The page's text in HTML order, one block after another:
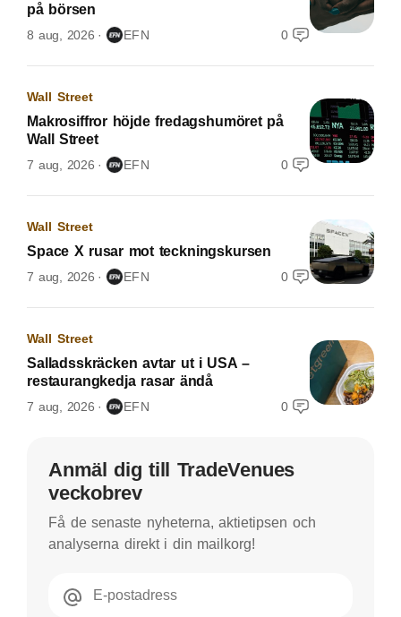
på börsen
8 aug, 2026 EFN 0
Wall Street
Makrosiffror höjde fredagshumöret på
Wall Street
7 aug, 2026 EFN 0
Wall Street
Space X rusar mot teckningskursen
7 aug, 2026 EFN 0
Wall Street
Salladsskräcken avtar ut i USA –
restaurangkedja rasar ändå
7 aug, 2026 EFN 0
Anmäl dig till TradeVenues
veckobrev
Få de senaste nyheterna, aktietipsen och
analyserna direkt i din mailkorg!
E-postadress